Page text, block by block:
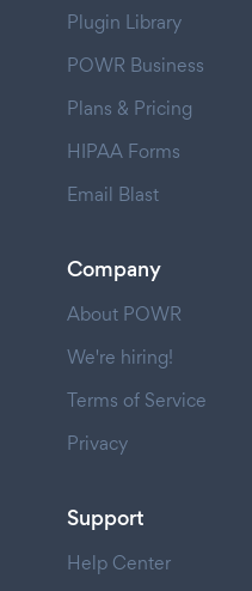
Plugin Library
POWR Business
Plans & Pricing
HIPAA Forms
Email Blast
Company
About POWR
We're hiring!
Terms of Service
Privacy
Support
Help Center